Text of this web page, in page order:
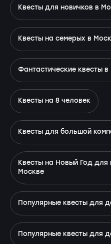
Квесты для новичков в
Квесты на семерых в
Фантастические квесты
Квесты на 8 человек
Квесты для большой
Квесты на Новый Год для
Москве
Популярные квесты для
Популярные квесты для